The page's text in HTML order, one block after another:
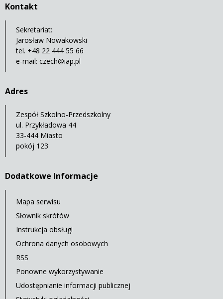
Kontakt
Sekretariat:
Jarosław Nowakowski
tel. +48 22 444 55 66
e-mail: czech@iap.pl
Adres
Zespół Szkolno-Przedszkolny
ul. Przykładowa 44
33-444 Miasto
pokój 123
Dodatkowe Informacje
Mapa serwisu
Słownik skrótów
Instrukcja obsługi
Ochrona danych osobowych
RSS
Ponowne wykorzystywanie
Udostępnianie informacji publicznej